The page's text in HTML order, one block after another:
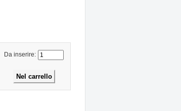
Da inserire: